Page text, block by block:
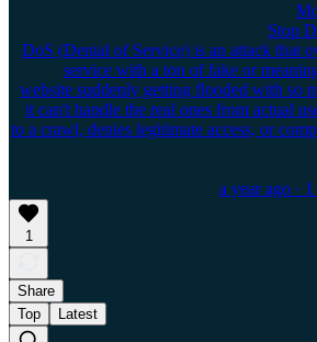
Stop
DoS (Denial of Service) is an attack that
service with a ton of fake or
website suddenly getting flooded with so
it can't handle the real ones from actual
to a crawl, denies legitimate access, or
a year ago ·
1
Share
Top
Latest